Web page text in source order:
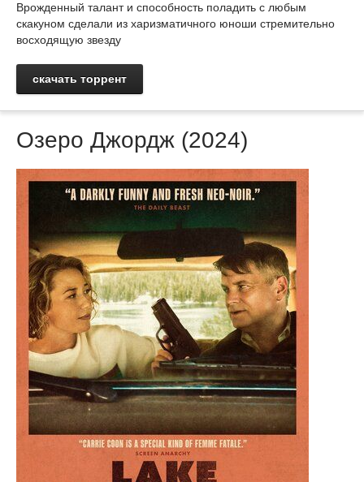
Врожденный талант и способность поладить с любым
скакуном сделали из харизматичного юноши стремительно
восходящую звезду
скачать торрент
Озеро Джордж (2024)